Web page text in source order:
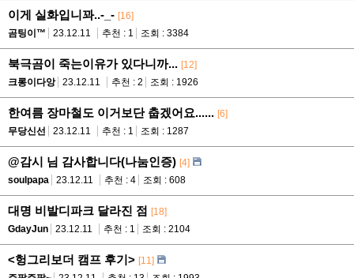
이게 실화입니꽈..-_- [16]
곰팅이™
23.12.11 추천 : 1 조회 : 3384
북극곰이 죽는이유가 있다니까... [12]
크롱이다앙
23.12.11 추천 : 2 조회 : 1926
한여름 장마철도 이거보단 춥겠어요...... [6]
무당신선
23.12.11 추천 : 1 조회 : 1287
@감시 님 감사합니다(나눔인증) [4]
soulpapa
23.12.11 추천 : 4 조회 : 608
대명 비발디파크 달라진 점 [18]
GdayJun
23.12.11 추천 : 1 조회 : 2104
<헝그리보더 캠프 후기> [11]